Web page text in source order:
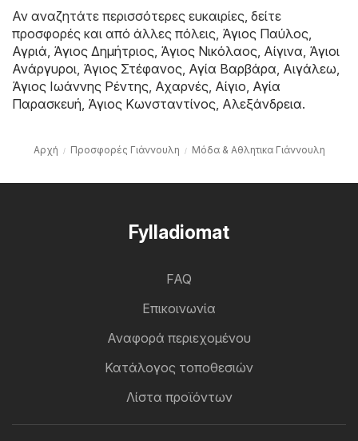
Αν αναζητάτε περισσότερες ευκαιρίες, δείτε
προσφορές και από άλλες πόλεις, Άγιος Παύλος,
Αγριά, Άγιος Δημήτριος, Άγιος Νικόλαος, Αίγινα, Άγιοι
Ανάργυροι, Άγιος Στέφανος, Αγία Βαρβάρα, Αιγάλεω,
Άγιος Ιωάννης Ρέντης, Αχαρνές, Αίγιο, Αγία
Παρασκευή, Άγιος Κωνσταντίνος, Αλεξάνδρεια.
Αρχή Προσφορές Γιάννουλη Μόδα & Aθλητικα Γιάννουλη
Fylladiomat
FAQ
Επικοινωνία
Αναφορά περιεχομένου
Κατάλογος τοποθεσιών
Λίστα προϊόντων